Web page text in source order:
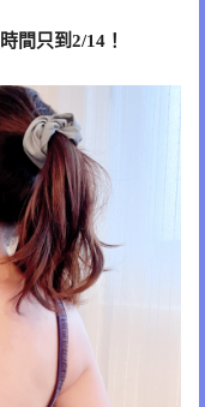
時間只到2/14！